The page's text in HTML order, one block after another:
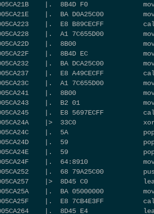
|.  8B4D F0
|.  BA D0A25C00
|.  E8 B89CECFF
|.  A1 7C655D00
|.  8B00
|.  8B4D EC
|.  BA DCA25C00
|.  E8 A49CECFF
|.  A1 7C655D00
|.  8B00
|.  B2 01
|.  E8 5697ECFF
|>  33C0
|.  5A
|.  59
|.  59
|.  64:8910
|.  68 79A25C00
|>  8D45 C0
|.  BA 05000000
|.  E8 7CB4E3FF
|.  8D45 E4